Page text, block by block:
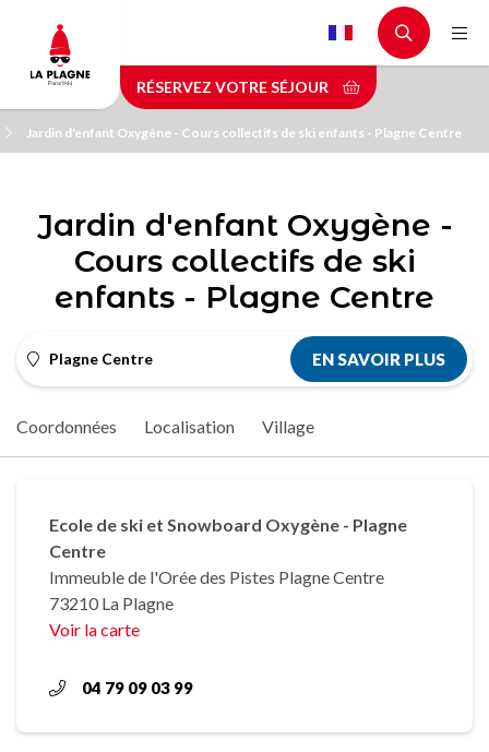
contenu
principal
RÉSERVEZ VOTRE SÉJOUR
Jardin d'enfant Oxygène - Cours collectifs de ski enfants - Plagne Centre
Jardin d'enfant Oxygène -
Cours collectifs de ski
enfants - Plagne Centre
Plagne Centre EN SAVOIR PLUS
Coordonnées Localisation Village
Ecole de ski et Snowboard Oxygène - Plagne
Centre
Immeuble de l'Orée des Pistes Plagne Centre
73210 La Plagne
Voir la carte
04 79 09 03 99